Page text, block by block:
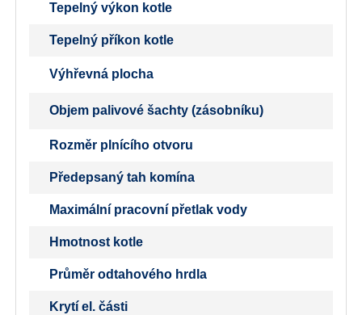
Tepelný výkon kotle
Tepelný příkon kotle
Výhřevná plocha
Objem palivové šachty (zásobníku)
Rozměr plnícího otvoru
Předepsaný tah komína
Maximální pracovní přetlak vody
Hmotnost kotle
Průměr odtahového hrdla
Krytí el. části